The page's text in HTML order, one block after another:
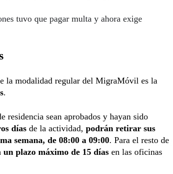
tuvo que pagar multa y ahora exige
la modalidad regular del MigraMóvil es la
.
residencia sean aprobados y hayan sido
días de la actividad, podrán retirar sus
semana, de 08:00 a 09:00. Para el resto de
un plazo máximo de 15 días en las oficinas